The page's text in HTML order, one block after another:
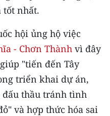
tốt nhất.
hội ủng hộ việc
- Chơn Thành vì đây
"tiến đến Tây
triển khai dự án,
thầu tránh tình
và hợp thức hóa sai